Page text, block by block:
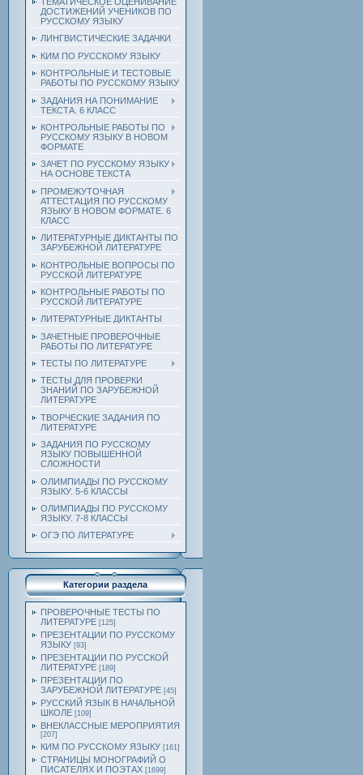
ДОСТИЖЕНИЙ УЧЕНИКОВ ПО
РУССКОМУ ЯЗЫКУ
ЛИНГВИСТИЧЕСКИЕ ЗАДАЧКИ
КИМ ПО РУССКОМУ ЯЗЫКУ
КОНТРОЛЬНЫЕ И ТЕСТОВЫЕ
РАБОТЫ ПО РУССКОМУ ЯЗЫКУ
ЗАДАНИЯ НА ПОНИМАНИЕ
ТЕКСТА. 6 КЛАСС
КОНТРОЛЬНЫЕ РАБОТЫ ПО
РУССКОМУ ЯЗЫКУ В НОВОМ
ФОРМАТЕ
ЗАЧЕТ ПО РУССКОМУ ЯЗЫКУ
НА ОСНОВЕ ТЕКСТА
ПРОМЕЖУТОЧНАЯ
АТТЕСТАЦИЯ ПО РУССКОМУ
ЯЗЫКУ В НОВОМ ФОРМАТЕ. 6
КЛАСС
ЛИТЕРАТУРНЫЕ ДИКТАНТЫ ПО
ЗАРУБЕЖНОЙ ЛИТЕРАТУРЕ
КОНТРОЛЬНЫЕ ВОПРОСЫ ПО
РУССКОЙ ЛИТЕРАТУРЕ
КОНТРОЛЬНЫЕ РАБОТЫ ПО
РУССКОЙ ЛИТЕРАТУРЕ
ЛИТЕРАТУРНЫЕ ДИКТАНТЫ
ЗАЧЕТНЫЕ ПРОВЕРОЧНЫЕ
РАБОТЫ ПО ЛИТЕРАТУРЕ
ТЕСТЫ ПО ЛИТЕРАТУРЕ
ТЕСТЫ ДЛЯ ПРОВЕРКИ
ЗНАНИЙ ПО ЗАРУБЕЖНОЙ
ЛИТЕРАТУРЕ
ТВОРЧЕСКИЕ ЗАДАНИЯ ПО
ЛИТЕРАТУРЕ
ЗАДАНИЯ ПО РУССКОМУ
ЯЗЫКУ ПОВЫШЕННОЙ
СЛОЖНОСТИ
ОЛИМПИАДЫ ПО РУССКОМУ
ЯЗЫКУ. 5-6 КЛАССЫ
ОЛИМПИАДЫ ПО РУССКОМУ
ЯЗЫКУ. 7-8 КЛАССЫ
ОГЭ ПО ЛИТЕРАТУРЕ
Категории раздела
ПРОВЕРОЧНЫЕ ТЕСТЫ ПО
ЛИТЕРАТУРЕ [125]
ПРЕЗЕНТАЦИИ ПО РУССКОМУ
ЯЗЫКУ [93]
ПРЕЗЕНТАЦИИ ПО РУССКОЙ
ЛИТЕРАТУРЕ [189]
ПРЕЗЕНТАЦИИ ПО
ЗАРУБЕЖНОЙ ЛИТЕРАТУРЕ [45]
РУССКИЙ ЯЗЫК В НАЧАЛЬНОЙ
ШКОЛЕ [109]
ВНЕКЛАССНЫЕ МЕРОПРИЯТИЯ
[207]
КИМ ПО РУССКОМУ ЯЗЫКУ [161]
СТРАНИЦЫ МОНОГРАФИЙ О
ПИСАТЕЛЯХ И ПОЭТАХ [1699]